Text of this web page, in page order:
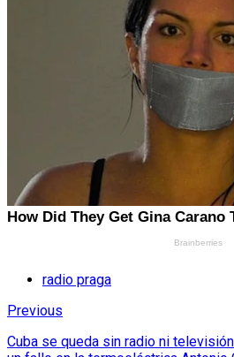
radio praga
Previous
Cuba se queda sin radio ni